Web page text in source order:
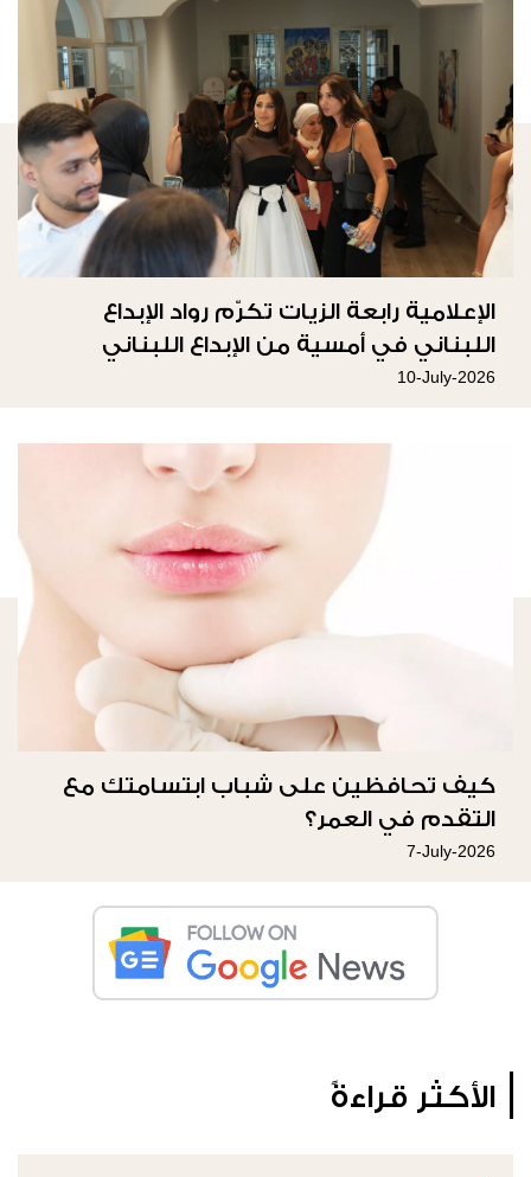
الإعلامية رابعة الزيات تكرّم رواد الإبداع
اللبناني في أمسية من الإبداع اللبناني
10-July-2026
كيف تحافظين على شباب ابتسامتك مع
التقدم في العمر؟
7-July-2026
الأكثر قراءةً